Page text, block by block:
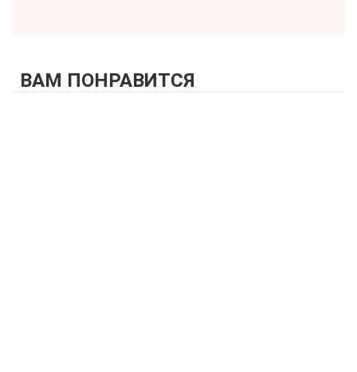
ВАМ ПОНРАВИТСЯ